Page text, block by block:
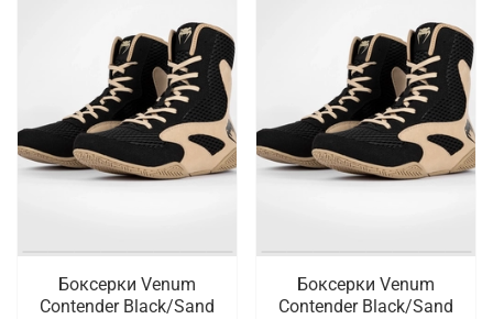
Боксерки Venum
Contender Black/Sand
Боксерки Venum
Contender Black/Sand